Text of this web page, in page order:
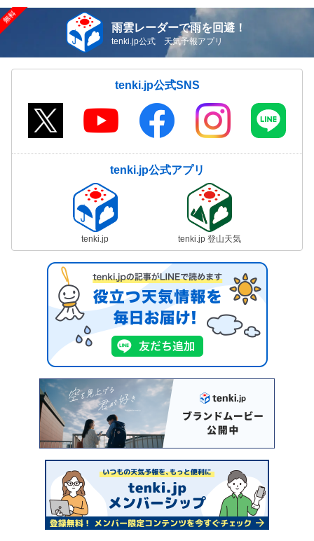
雨雲レーダーで雨を回避！
tenki.jp公式 天気予報アプリ
tenki.jp公式SNS
tenki.jp公式アプリ
tenki.jp tenki.jp 登山天気